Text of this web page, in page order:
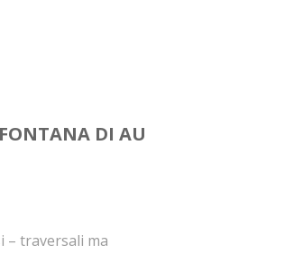
DI AU
– traversali ma